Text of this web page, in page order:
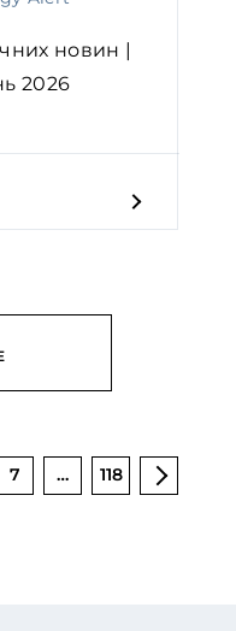
новин |
2026
7 … 118